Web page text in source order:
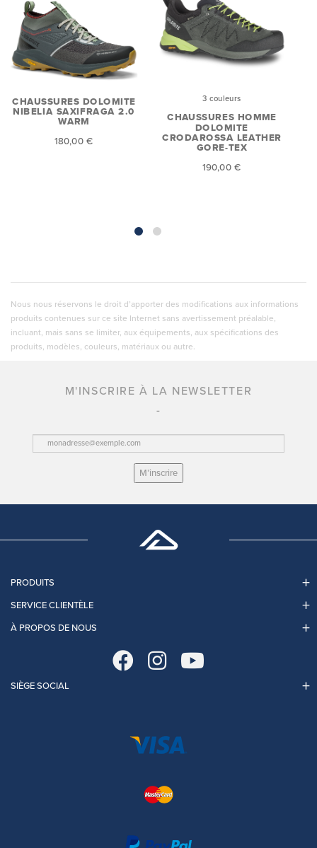
CHAUSSURES DOLOMITE
NIBELIA SAXIFRAGA 2.0
WARM
180,00 €
3 couleurs
CHAUSSURES HOMME
DOLOMITE
CRODAROSSA LEATHER
GORE-TEX
190,00 €
Nous nous réservons le droit d’apporter des modifications aux informations
produits contenues sur ce site Internet sans avertissement préalable,
incluant, mais sans se limiter, aux équipements, aux spécifications des
produits, modèles, couleurs, matériaux ou autre.
M'INSCRIRE À LA NEWSLETTER
M’inscrire
PRODUITS
SERVICE CLIENTÈLE
À PROPOS DE NOUS
SIÈGE SOCIAL